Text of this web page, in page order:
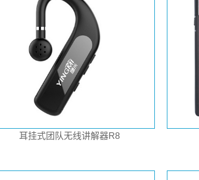
耳挂式团队无线讲解器R8